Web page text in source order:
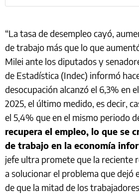
“La tasa de desempleo cayó,
de trabajo más que lo que
Milei ante los diputados y
de Estadística (Indec) informó
desocupación alcanzó el 6,3% en
2025, el último medido, es decir,
el 5,4% que en el mismo periodo
recupera el empleo, lo que se
de trabajo en la economía
jefe ultra promete que la reciente
a solucionar el problema que dejó
de que la mitad de los